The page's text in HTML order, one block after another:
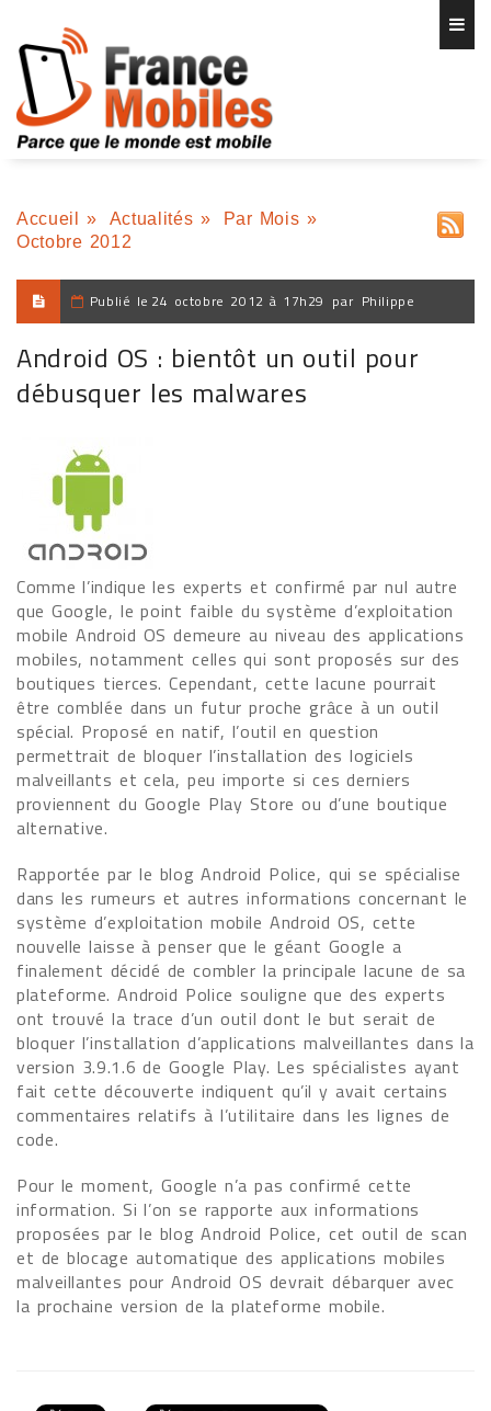
Accueil » Actualités » Par Mois »
Octobre 2012
Publié le 24 octobre 2012 à 17h29 par Philippe
Android OS : bientôt un outil pour
débusquer les malwares
Comme l’indique les experts et confirmé par nul autre
que Google, le point faible du système d’exploitation
mobile Android OS demeure au niveau des applications
mobiles, notamment celles qui sont proposés sur des
boutiques tierces. Cependant, cette lacune pourrait
être comblée dans un futur proche grâce à un outil
spécial. Proposé en natif, l’outil en question
permettrait de bloquer l’installation des logiciels
malveillants et cela, peu importe si ces derniers
proviennent du Google Play Store ou d’une boutique
alternative.
Rapportée par le blog Android Police, qui se spécialise
dans les rumeurs et autres informations concernant le
système d’exploitation mobile Android OS, cette
nouvelle laisse à penser que le géant Google a
finalement décidé de combler la principale lacune de sa
plateforme. Android Police souligne que des experts
ont trouvé la trace d’un outil dont le but serait de
bloquer l’installation d’applications malveillantes dans la
version 3.9.1.6 de Google Play. Les spécialistes ayant
fait cette découverte indiquent qu’il y avait certains
commentaires relatifs à l’utilitaire dans les lignes de
code.
Pour le moment, Google n’a pas confirmé cette
information. Si l’on se rapporte aux informations
proposées par le blog Android Police, cet outil de scan
et de blocage automatique des applications mobiles
malveillantes pour Android OS devrait débarquer avec
la prochaine version de la plateforme mobile.